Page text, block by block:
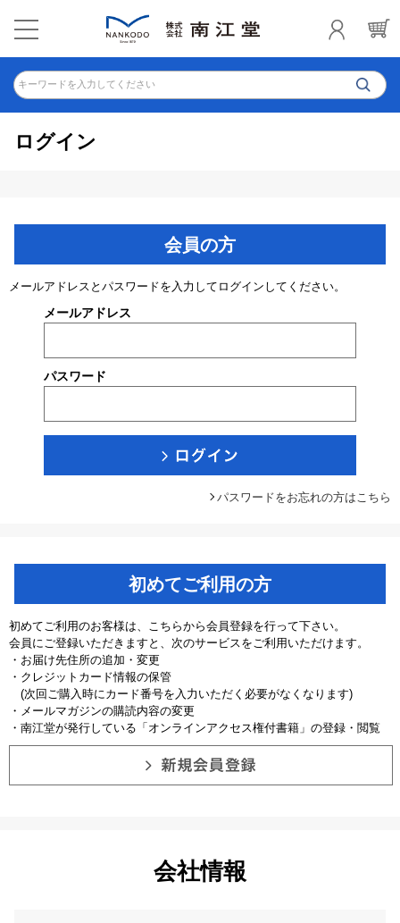
キーワードを入力してください
ログイン
会員の方
メールアドレスとパスワードを入力してログインしてください。
メールアドレス
パスワード
パスワードをお忘れの方はこちら
初めてご利用の方
初めてご利用のお客様は、こちらから会員登録を行って下さい。
会員にご登録いただきますと、次のサービスをご利用いただけます。
・お届け先住所の追加・変更
・クレジットカード情報の保管
(次回ご購入時にカード番号を入力いただく必要がなくなります)
・メールマガジンの購読内容の変更
・南江堂が発行している「オンラインアクセス権付書籍」の登録・閲覧
会社情報